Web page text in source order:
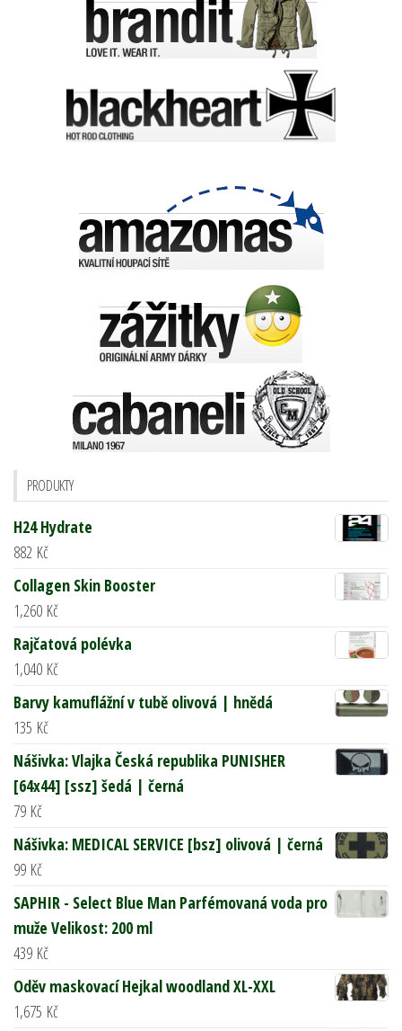
PRODUKTY
H24 Hydrate
882 Kč
Collagen Skin Booster
1,260 Kč
Rajčatová polévka
1,040 Kč
Barvy kamuflážní v tubě olivová | hnědá
135 Kč
Nášivka: Vlajka Česká republika PUNISHER
[64x44] [ssz] šedá | černá
79 Kč
Nášivka: MEDICAL SERVICE [bsz] olivová | černá
99 Kč
SAPHIR - Select Blue Man Parfémovaná voda pro
muže Velikost: 200 ml
439 Kč
Oděv maskovací Hejkal woodland XL-XXL
1,675 Kč